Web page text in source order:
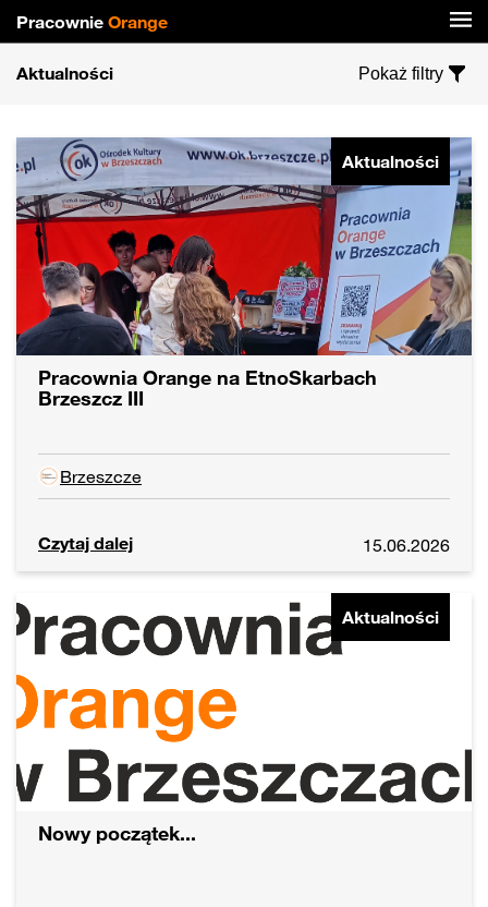
Pracownie Orange
Aktualności Pokaż filtry
Aktualności
Pracownia Orange na EtnoSkarbach
Brzeszcz III
Brzeszcze
Czytaj dalej 15.06.2026
Aktualności
Nowy początek...